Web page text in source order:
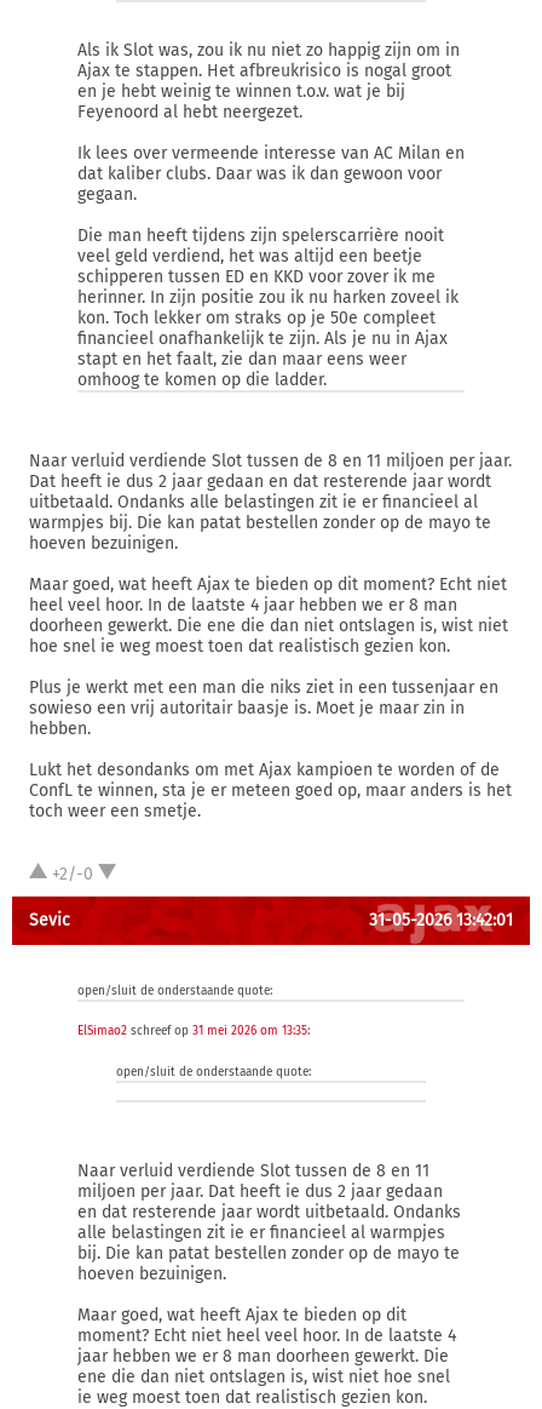
Als ik Slot was, zou ik nu niet zo happig zijn om in
Ajax te stappen. Het afbreukrisico is nogal groot
en je hebt weinig te winnen t.o.v. wat je bij
Feyenoord al hebt neergezet.
Ik lees over vermeende interesse van AC Milan en
dat kaliber clubs. Daar was ik dan gewoon voor
gegaan.
Die man heeft tijdens zijn spelerscarrière nooit
veel geld verdiend, het was altijd een beetje
schipperen tussen ED en KKD voor zover ik me
herinner. In zijn positie zou ik nu harken zoveel ik
kon. Toch lekker om straks op je 50e compleet
financieel onafhankelijk te zijn. Als je nu in Ajax
stapt en het faalt, zie dan maar eens weer
omhoog te komen op die ladder.
Naar verluid verdiende Slot tussen de 8 en 11 miljoen per jaar.
Dat heeft ie dus 2 jaar gedaan en dat resterende jaar wordt
uitbetaald. Ondanks alle belastingen zit ie er financieel al
warmpjes bij. Die kan patat bestellen zonder op de mayo te
hoeven bezuinigen.
Maar goed, wat heeft Ajax te bieden op dit moment? Echt niet
heel veel hoor. In de laatste 4 jaar hebben we er 8 man
doorheen gewerkt. Die ene die dan niet ontslagen is, wist niet
hoe snel ie weg moest toen dat realistisch gezien kon.
Plus je werkt met een man die niks ziet in een tussenjaar en
sowieso een vrij autoritair baasje is. Moet je maar zin in
hebben.
Lukt het desondanks om met Ajax kampioen te worden of de
ConfL te winnen, sta je er meteen goed op, maar anders is het
toch weer een smetje.
+2/-0
Sevic 31-05-2026 13:42:01
open/sluit de onderstaande quote:
ElSimao2 schreef op 31 mei 2026 om 13:35:
open/sluit de onderstaande quote:
Naar verluid verdiende Slot tussen de 8 en 11
miljoen per jaar. Dat heeft ie dus 2 jaar gedaan
en dat resterende jaar wordt uitbetaald. Ondanks
alle belastingen zit ie er financieel al warmpjes
bij. Die kan patat bestellen zonder op de mayo te
hoeven bezuinigen.
Maar goed, wat heeft Ajax te bieden op dit
moment? Echt niet heel veel hoor. In de laatste 4
jaar hebben we er 8 man doorheen gewerkt. Die
ene die dan niet ontslagen is, wist niet hoe snel
ie weg moest toen dat realistisch gezien kon.